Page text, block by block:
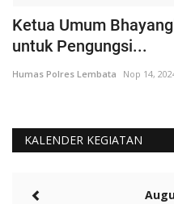
Ketua Umum
untuk Pengungsi...
Humas Polres Lembata Nop 14,
KALENDER KEGIATAN